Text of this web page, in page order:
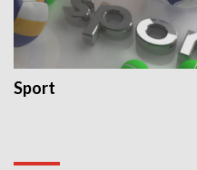
Sport